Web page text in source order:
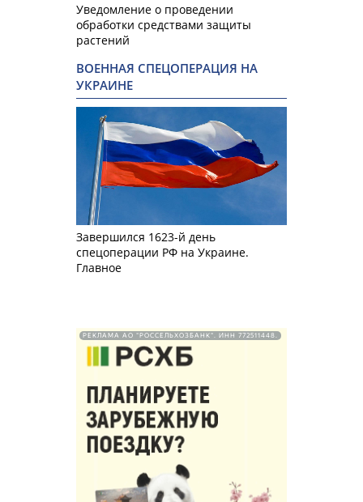
Уведомление о проведении
обработки средствами защиты
растений
ВОЕННАЯ СПЕЦОПЕРАЦИЯ НА
УКРАИНЕ
Завершился 1623-й день
спецоперации РФ на Украине.
Главное
РЕКЛАМА АО "РОССЕЛЬХОЗБАНК". ИНН 772511448.